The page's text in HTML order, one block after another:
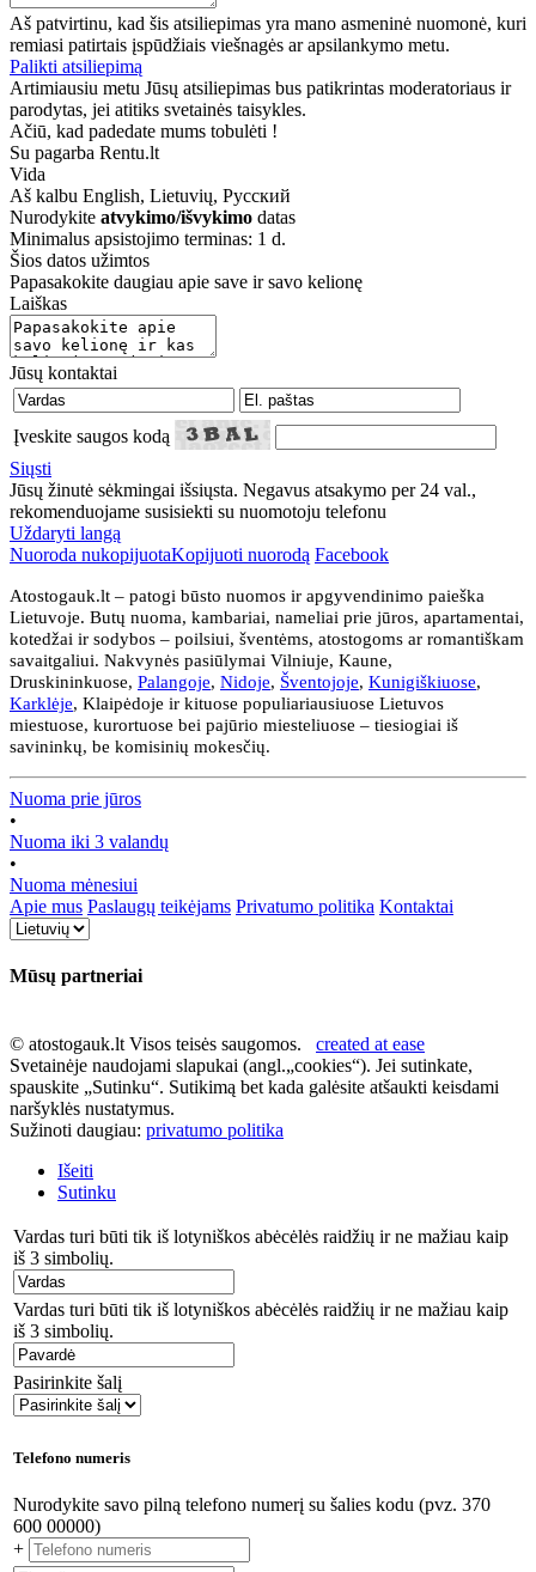
Aš patvirtinu, kad šis atsiliepimas yra mano asmeninė nuomonė, kuri
remiasi patirtais įspūdžiais viešnagės ar apsilankymo metu.
Palikti atsiliepimą
Artimiausiu metu Jūsų atsiliepimas bus patikrintas moderatoriaus ir
parodytas, jei atitiks svetainės taisykles.
Ačiū, kad padedate mums tobulėti !
Su pagarba Rentu.lt
Vida
Aš kalbu English, Lietuvių, Русский
Nurodykite atvykimo/išvykimo datas
Minimalus apsistojimo terminas: 1 d.
Šios datos užimtos
Papasakokite daugiau apie save ir savo kelionę
Laiškas
Jūsų kontaktai
Įveskite saugos kodą
Siųsti
Jūsų žinutė sėkmingai išsiųsta. Negavus atsakymo per 24 val.,
rekomenduojame susisiekti su nuomotoju telefonu
Uždaryti langą
Nuoroda nukopijuotaKopijuoti nuorodą Facebook
Atostogauk.lt – patogi būsto nuomos ir apgyvendinimo paieška
Lietuvoje. Butų nuoma, kambariai, nameliai prie jūros, apartamentai,
kotedžai ir sodybos – poilsiui, šventėms, atostogoms ar romantiškam
savaitgaliui. Nakvynės pasiūlymai Vilniuje, Kaune,
Druskininkuose, Palangoje, Nidoje, Šventojoje, Kunigiškiuose,
Karklėje, Klaipėdoje ir kituose populiariausiuose Lietuvos
miestuose, kurortuose bei pajūrio miesteliuose – tiesiogiai iš
savininkų, be komisinių mokesčių.
Nuoma prie jūros
•
Nuoma iki 3 valandų
•
Nuoma mėnesiui
Apie mus Paslaugų teikėjams Privatumo politika Kontaktai
Mūsų partneriai
© atostogauk.lt Visos teisės saugomos. created at ease
Svetainėje naudojami slapukai (angl.„cookies“). Jei sutinkate,
spauskite „Sutinku“. Sutikimą bet kada galėsite atšaukti keisdami
naršyklės nustatymus.
Sužinoti daugiau: privatumo politika
Išeiti
Sutinku
Vardas turi būti tik iš lotyniškos abėcėlės raidžių ir ne mažiau kaip
iš 3 simbolių.
Vardas turi būti tik iš lotyniškos abėcėlės raidžių ir ne mažiau kaip
iš 3 simbolių.
Pasirinkite šalį
Telefono numeris
Nurodykite savo pilną telefono numerį su šalies kodu (pvz. 370
600 00000)
+